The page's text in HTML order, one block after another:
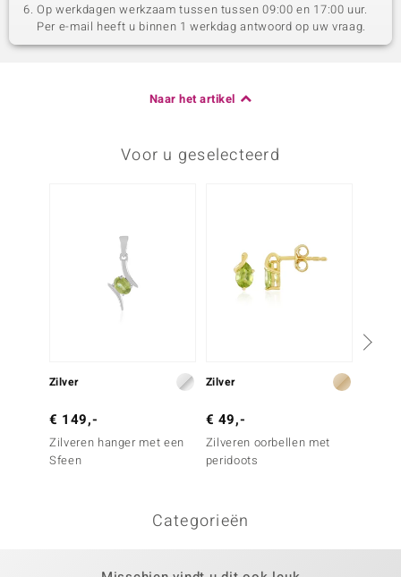
Op werkdagen werkzaam tussen tussen 09:00 en 17:00 uur.
Per e-mail heeft u binnen 1 werkdag antwoord op uw vraag.
Naar het artikel
Voor u geselecteerd
Zilver
€ 149,-
Zilveren hanger met een
Sfeen
Zilver
€ 49,-
Zilveren oorbellen met
peridoots
Categorieën